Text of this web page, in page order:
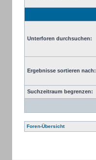
Unterforen durchsuchen:
Ergebnisse sortieren nach:
Suchzeitraum begrenzen:
Foren-Übersicht